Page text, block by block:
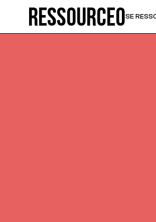
Ressource0SE